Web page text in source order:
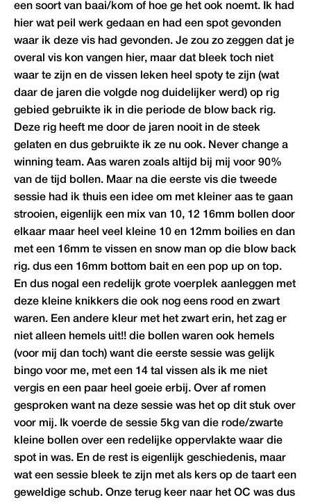
een soort van baai/kom of hoe ge het ook noemt. Ik had
hier wat peil werk gedaan en had een spot gevonden
waar ik deze vis had gevonden. Je zou zo zeggen dat je
overal vis kon vangen hier, maar dat bleek toch niet
waar te zijn en de vissen leken heel spoty te zijn (wat
daar de jaren die volgde nog duidelijker werd) op rig
gebied gebruikte ik in die periode de blow back rig.
Deze rig heeft me door de jaren nooit in de steek
gelaten en dus gebruikte ik ze nu ook. Never change a
winning team. Aas waren zoals altijd bij mij voor 90%
van de tijd bollen. Maar na die eerste vis die tweede
sessie had ik thuis een idee om met kleiner aas te gaan
strooien, eigenlijk een mix van 10, 12 16mm bollen door
elkaar maar heel veel kleine 10 en 12mm boilies en dan
met een 16mm te vissen en snow man op die blow back
rig. dus een 16mm bottom bait en een pop up on top.
En dus nogal een redelijk grote voerplek aanleggen met
deze kleine knikkers die ook nog eens rood en zwart
waren. Een andere kleur met het zwart erin, het zag er
niet alleen hemels uit!! die bollen waren ook hemels
(voor mij dan toch) want die eerste sessie was gelijk
bingo voor me, met een 14 tal vissen als ik me niet
vergis en een paar heel goeie erbij. Over af romen
gesproken want na deze sessie was het op dit stuk over
voor mij. Ik voerde de sessie 5kg van die rode/zwarte
kleine bollen over een redelijke oppervlakte waar die
spot in was. En de rest is eigenlijk geschiedenis, maar
wat een sessie bleek te zijn met als kers op de taart een
geweldige schub. Onze terug keer naar het OC was dus